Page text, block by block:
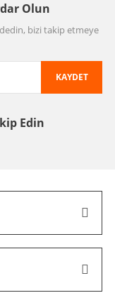
Olun
bizi takip etmeye
KAYDET
Edin